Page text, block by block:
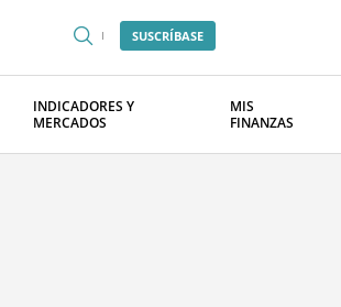
SUSCRÍBASE
INDICADORES Y
MERCADOS
MIS
FINANZAS